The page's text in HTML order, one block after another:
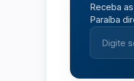
Receba
Paraíba